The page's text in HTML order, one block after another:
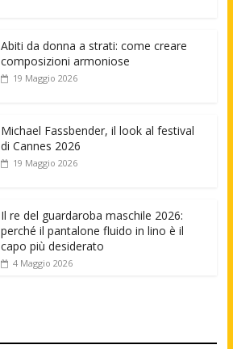
Abiti da donna a strati: come creare
composizioni armoniose
19 Maggio 2026
Michael Fassbender, il look al festival
di Cannes 2026
19 Maggio 2026
Il re del guardaroba maschile 2026:
perché il pantalone fluido in lino è il
capo più desiderato
4 Maggio 2026